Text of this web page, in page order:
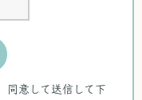
同意して送信して下